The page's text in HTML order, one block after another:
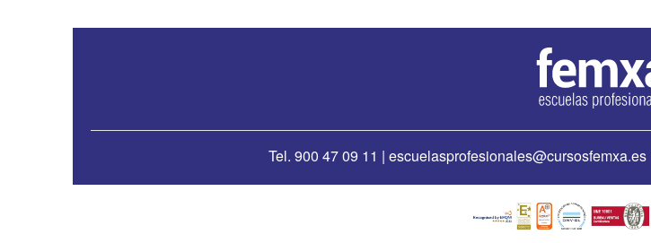
Tel. 900 47 09 11 | escuelasprofesionales